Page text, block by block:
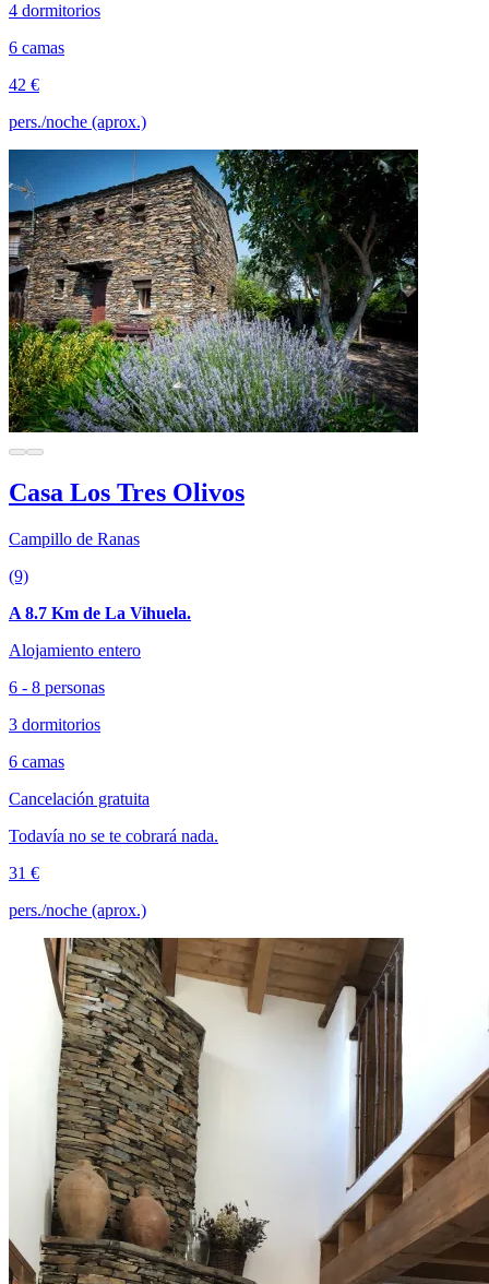
4 dormitorios
6 camas
42 €
pers./noche (aprox.)
Casa Los Tres Olivos
Campillo de Ranas
(9)
A 8.7 Km de La Vihuela.
Alojamiento entero
6 - 8 personas
3 dormitorios
6 camas
Cancelación gratuita
Todavía no se te cobrará nada.
31 €
pers./noche (aprox.)